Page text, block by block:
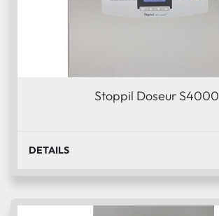
Stoppil Doseur S4000
DETAILS